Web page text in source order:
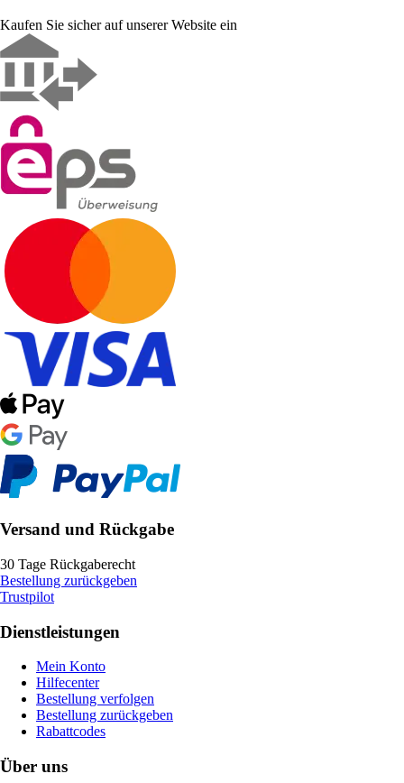
Kaufen Sie sicher auf unserer Website ein
Versand und Rückgabe
30 Tage Rückgaberecht
Bestellung zurückgeben
Trustpilot
Dienstleistungen
Mein Konto
Hilfecenter
Bestellung verfolgen
Bestellung zurückgeben
Rabattcodes
Über uns